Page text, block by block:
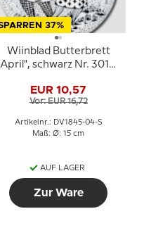
37%
Wiinblad Butterbrett
schwarz Nr. 3013-
EUR 10,57
Vor: EUR 16,72
Artikelnr.: DV1845-04-S
Maß: Ø: 15 cm
AUF LAGER
Zur Ware